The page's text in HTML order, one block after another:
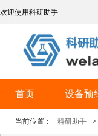
欢迎使用科研助手
首页 设备预
当前位置： 科研助手 >